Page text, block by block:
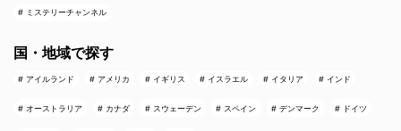
ミステリーチャンネル
国・地域で探す
アイルランド アメリカ イギリス イスラエル イタリア インド
オーストラリア カナダ スウェーデン スペイン デンマーク ドイツ